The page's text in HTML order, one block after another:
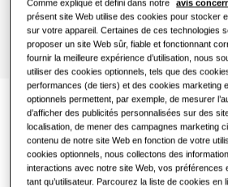
Restaurant
Bureaux
Durabilité
One Samsung
Documentation
Télécharger la fiche produit
Comme expliqué et défini dans notre avis
présent site Web utilise des cookies pour stocker
sur votre appareil. Certaines de ces technologies
proposer un site Web sûr, fiable et fonctionnant
fournir la meilleure expérience d’utilisation, nous
utiliser des cookies optionnels, tels que des
performances (de tiers) et des cookies marketing
optionnels permettent, par exemple, de mesurer
d’afficher des publicités personnalisées sur des
localisation, de mener des campagnes marketing
contenu de notre site Web en fonction de votre
cookies optionnels, nous collectons des
interactions avec notre site Web, vos préférences
tant qu’utilisateur. Parcourez la liste de cookies en